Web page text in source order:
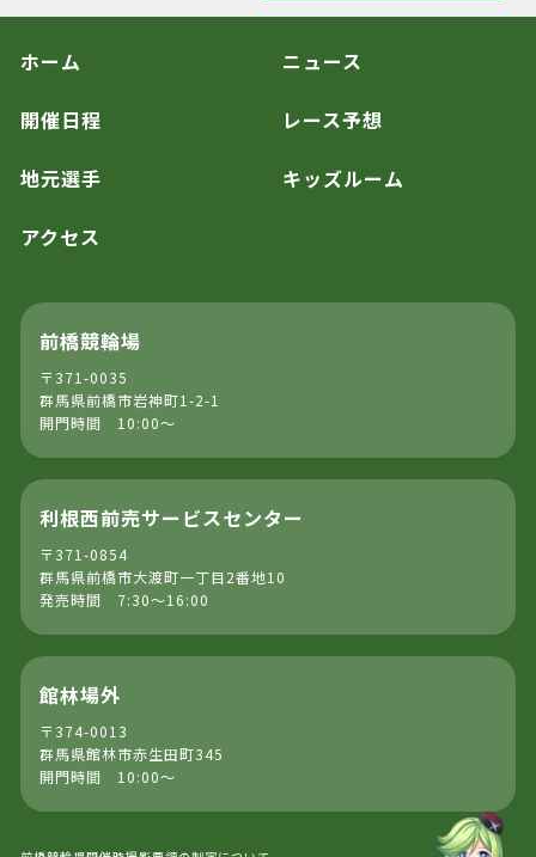
ホーム ニュース
開催日程 レース予想
地元選手 キッズルーム
アクセス
前橋競輪場
〒371-0035
群馬県前橋市岩神町1-2-1
開門時間 10:00～
利根西前売サービスセンター
〒371-0854
群馬県前橋市大渡町一丁目2番地10
発売時間 7:30～16:00
館林場外
〒374-0013
群馬県館林市赤生田町345
開門時間 10:00～